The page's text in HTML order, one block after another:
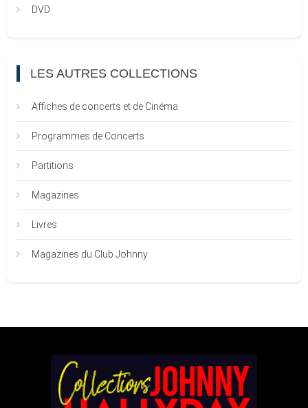
DVD
LES AUTRES COLLECTIONS
Affiches de concerts et de Cinéma
Programmes de Concerts
Partitions
Magazines
Livres
Magazines du Club Johnny